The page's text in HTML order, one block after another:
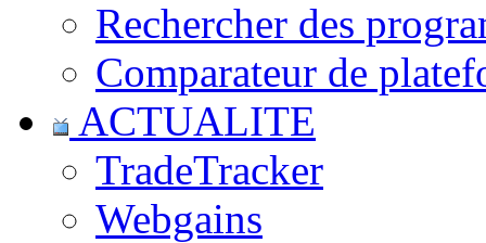
Rechercher des
Comparateur de
ACTUALITE
TradeTracker
Webgains